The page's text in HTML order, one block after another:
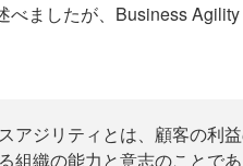
べましたが、Business
スアジリティとは、顧客の利
組織の能力と意志のことであ